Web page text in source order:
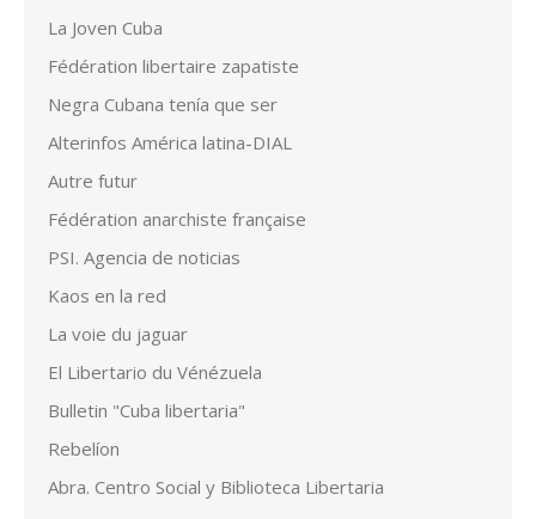
La Joven Cuba
Fédération libertaire zapatiste
Negra Cubana tenía que ser
Alterinfos América latina-DIAL
Autre futur
Fédération anarchiste française
PSI. Agencia de noticias
Kaos en la red
La voie du jaguar
El Libertario du Vénézuela
Bulletin "Cuba libertaria"
Rebelíon
Abra. Centro Social y Biblioteca Libertaria